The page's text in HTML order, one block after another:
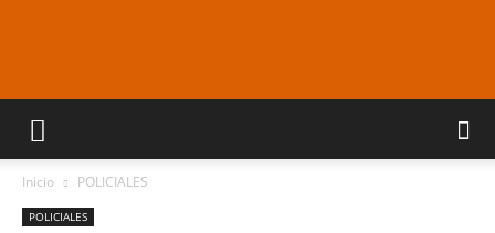
Araucaria
Inicio POLICIALES
POLICIALES